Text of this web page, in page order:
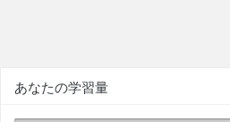
あなたの学習量